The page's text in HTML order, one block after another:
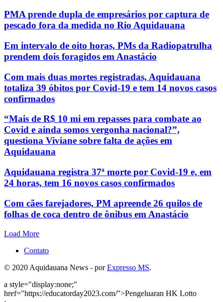
PMA prende dupla de empresários por captura de
pescado fora da medida no Rio Aquidauana
Em intervalo de oito horas, PMs da Radiopatrulha
prendem dois foragidos em Anastácio
Com mais duas mortes registradas, Aquidauana
totaliza 39 óbitos por Covid-19 e tem 14 novos casos
confirmados
“Mais de R$ 10 mi em repasses para combate ao
Covid e ainda somos vergonha nacional?”,
questiona Viviane sobre falta de ações em
Aquidauana
Aquidauana registra 37ª morte por Covid-19 e, em
24 horas, tem 16 novos casos confirmados
Com cães farejadores, PM apreende 26 quilos de
folhas de coca dentro de ônibus em Anastácio
Load More
Contato
© 2020 Aquidauana News - porExpresso MS.
a style="display:none;"
href="https://educatorday2023.com/">Pengeluaran HK Lotto